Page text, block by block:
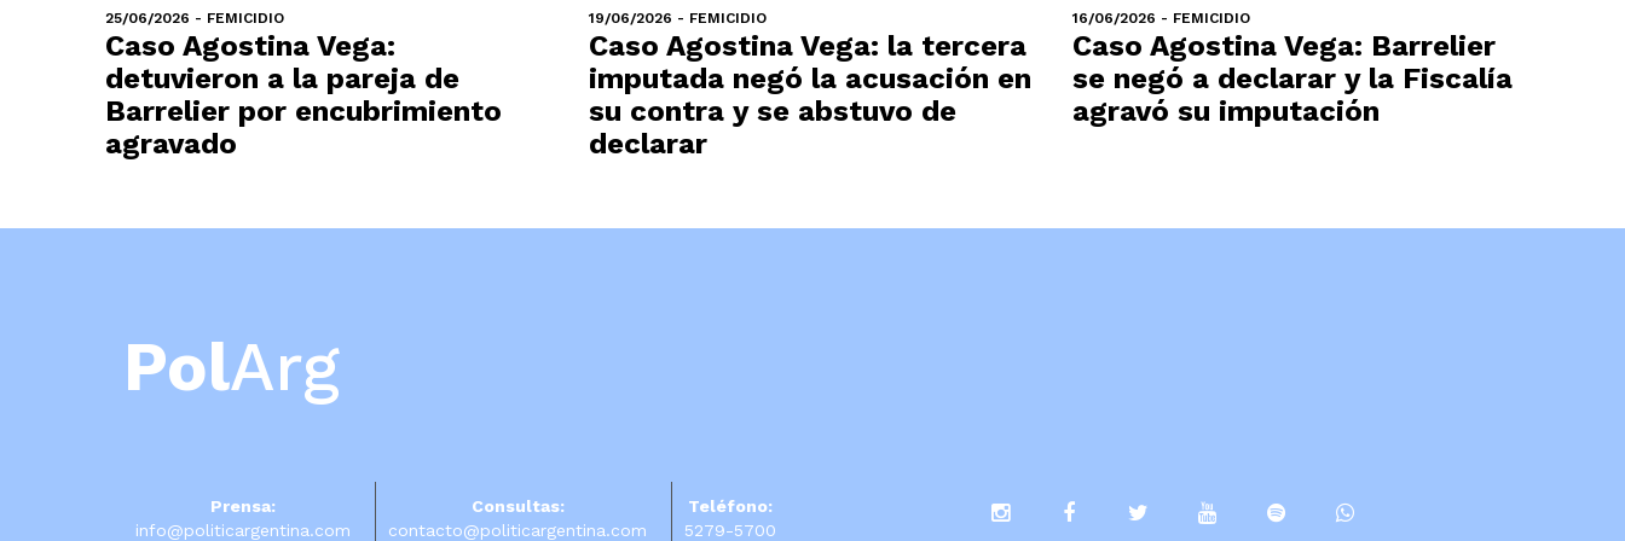
25/06/2026 - FEMICIDIO
Caso Agostina Vega:
detuvieron a la pareja de
Barrelier por encubrimiento
agravado
19/06/2026 - FEMICIDIO
Caso Agostina Vega: la tercera
imputada negó la acusación en
su contra y se abstuvo de
declarar
16/06/2026 - FEMICIDIO
Caso Agostina Vega: Barrelier
se negó a declarar y la Fiscalía
agravó su imputación
PolArg
Prensa:
info@politicargentina.com
Consultas:
contacto@politicargentina.com
Teléfono:
5279-5700